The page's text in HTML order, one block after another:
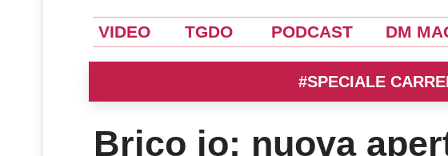
VIDEO TGDO PODCAST DM
#SPECIALE
Brico io: nuova